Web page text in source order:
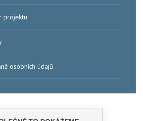
projektu
osobních údajů